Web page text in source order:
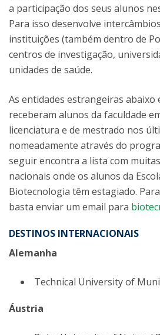
a participação dos seus alunos
Para isso desenvolve
instituições (também dentro de
centros de investigação,
unidades de saúde.
As entidades estrangeiras abaixo
receberam alunos da faculdade
licenciatura e de mestrado nos
nomeadamente através do
seguir encontra a lista com
nacionais onde os alunos da
Biotecnologia têm estagiado.
basta enviar um email para
DESTINOS INTERNACIONAIS
Alemanha
Technical University of
Áustria